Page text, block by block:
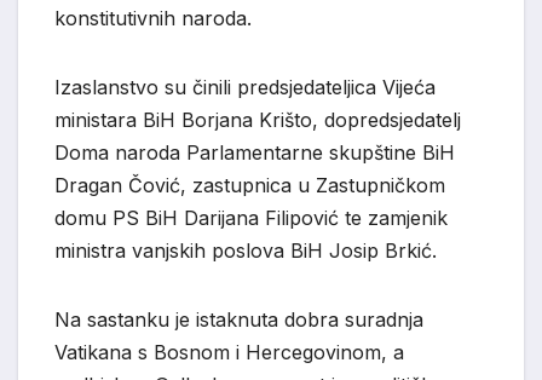
konstitutivnih naroda.
Izaslanstvo su činili predsjedateljica Vijeća
ministara BiH Borjana Krišto, dopredsjedatelj
Doma naroda Parlamentarne skupštine BiH
Dragan Čović, zastupnica u Zastupničkom
domu PS BiH Darijana Filipović te zamjenik
ministra vanjskih poslova BiH Josip Brkić.
Na sastanku je istaknuta dobra suradnja
Vatikana s Bosnom i Hercegovinom, a